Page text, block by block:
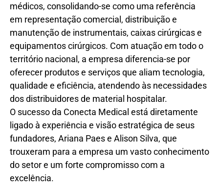
médicos, consolidando-se como uma referência
em representação comercial, distribuição e
manutenção de instrumentais, caixas cirúrgicas e
equipamentos cirúrgicos. Com atuação em todo o
território nacional, a empresa diferencia-se por
oferecer produtos e serviços que aliam tecnologia,
qualidade e eficiência, atendendo às necessidades
dos distribuidores de material hospitalar.
O sucesso da Conecta Medical está diretamente
ligado à experiência e visão estratégica de seus
fundadores, Ariana Paes e Alison Silva, que
trouxeram para a empresa um vasto conhecimento
do setor e um forte compromisso com a
excelência.